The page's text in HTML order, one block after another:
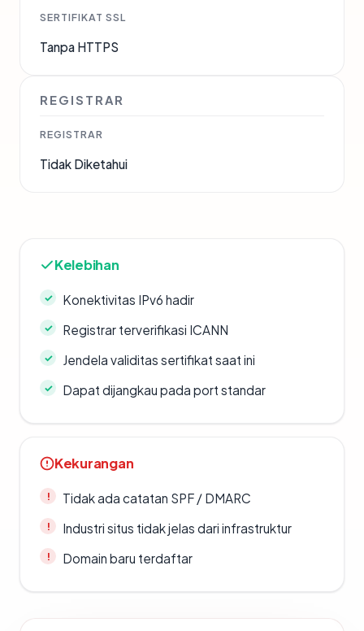
SERTIFIKAT SSL
Tanpa HTTPS
REGISTRAR
REGISTRAR
Tidak Diketahui
Kelebihan
Konektivitas IPv6 hadir
Registrar terverifikasi ICANN
Jendela validitas sertifikat saat ini
Dapat dijangkau pada port standar
Kekurangan
Tidak ada catatan SPF / DMARC
Industri situs tidak jelas dari infrastruktur
Domain baru terdaftar